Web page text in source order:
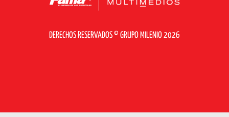
DERECHOS RESERVADOS © GRUPO MILENIO 2026